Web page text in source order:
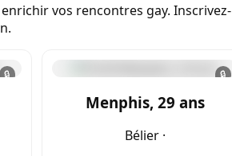
vos rencontres gay. Inscrivez-
🔒 🔒
Menphis, 29 ans
Bélier ·